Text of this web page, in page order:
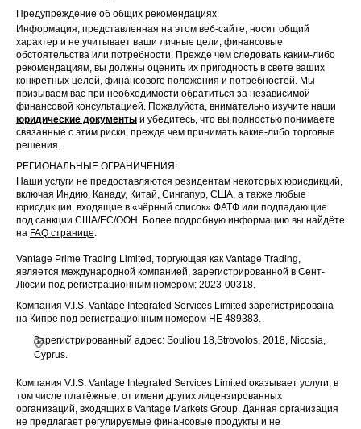
Предупреждение об общих рекомендациях:
Информация, представленная на этом веб-сайте, носит общий
характер и не учитывает ваши личные цели, финансовые
обстоятельства или потребности. Прежде чем следовать каким-либо
рекомендациям, вы должны оценить их пригодность в свете ваших
конкретных целей, финансового положения и потребностей. Мы
призываем вас при необходимости обратиться за независимой
финансовой консультацией. Пожалуйста, внимательно изучите наши
юридические документы и убедитесь, что вы полностью понимаете
связанные с этим риски, прежде чем принимать какие-либо торговые
решения.
РЕГИОНАЛЬНЫЕ ОГРАНИЧЕНИЯ:
Наши услуги не предоставляются резидентам некоторых юрисдикций,
включая Индию, Канаду, Китай, Сингапур, США, а также любые
юрисдикции, входящие в «чёрный список» ФАТФ или подпадающие
под санкции США/ЕС/ООН. Более подробную информацию вы найдёте
на FAQ странице.
Vantage Prime Trading Limited, торгующая как Vantage Trading,
является международной компанией, зарегистрированной в Сент-
Люсии под регистрационным номером: 2023-00318.
Компания V.I.S. Vantage Integrated Services Limited зарегистрирована
на Кипре под регистрационным номером HE 489383.
Зарегистрированный адрес: Souliou 18,Strovolos, 2018, Nicosia,
Cyprus.
Компания V.I.S. Vantage Integrated Services Limited оказывает услуги, в
том числе платёжные, от имени других лицензированных
организаций, входящих в Vantage Markets Group. Данная организация
не предлагает регулируемые финансовые продукты и не